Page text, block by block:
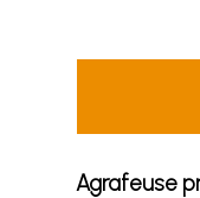
Agrafeuse